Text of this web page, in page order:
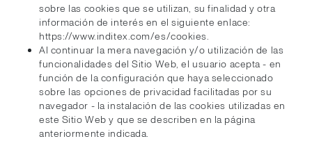
sobre las cookies que se utilizan, su finalidad y otra
información de interés en el siguiente enlace:
https://www.inditex.com/es/cookies.
Al continuar la mera navegación y/o utilización de las
funcionalidades del Sitio Web, el usuario acepta - en
función de la configuración que haya seleccionado
sobre las opciones de privacidad facilitadas por su
navegador - la instalación de las cookies utilizadas en
este Sitio Web y que se describen en la página
anteriormente indicada.